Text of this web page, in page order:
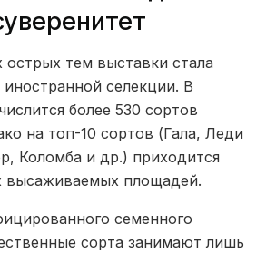
тем выставки стала
селекции. В
более 530 сортов
на топ-10 сортов (Гала, Леди
Коломба и др.) приходится
высаживаемых площадей.
семенного
сорта занимают лишь